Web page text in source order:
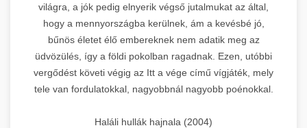
világra, a jók pedig elnyerik végső jutalmukat az által,
hogy a mennyországba kerülnek, ám a kevésbé jó,
bűnös életet élő embereknek nem adatik meg az
üdvözülés, így a földi pokolban ragadnak. Ezen, utóbbi
vergődést követi végig az Itt a vége című vígjáték, mely
tele van fordulatokkal, nagyobbnál nagyobb poénokkal.
Haláli hullák hajnala (2004)